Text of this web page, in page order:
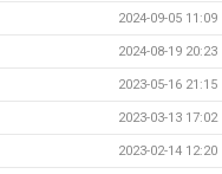
2024-09-05 11:09
2024-08-19 20:23
2023-05-16 21:15
2023-03-13 17:02
2023-02-14 12:20